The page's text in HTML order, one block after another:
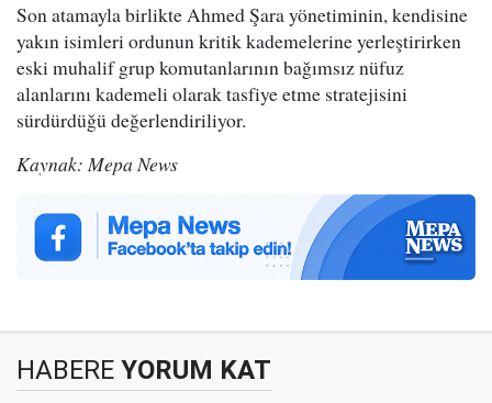
Son atamayla birlikte Ahmed Şara yönetiminin, kendisine
yakın isimleri ordunun kritik kademelerine yerleştirirken
eski muhalif grup komutanlarının bağımsız nüfuz
alanlarını kademeli olarak tasfiye etme stratejisini
sürdürdüğü değerlendiriliyor.
Kaynak: Mepa News
HABERE YORUM KAT